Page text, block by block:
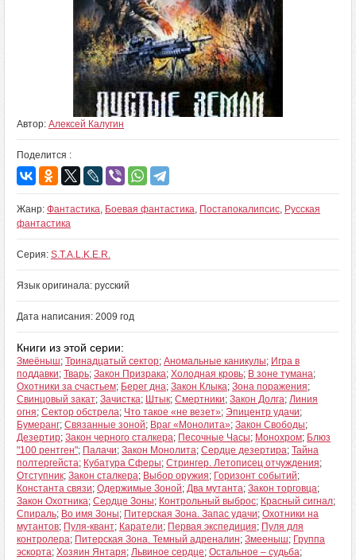
Автор: Алексей Калугин
Поделится :
Жанр: Фантастика, Боевая фантастика, Постапокалипсис, Русская
фантастика
Серия: S.T.A.L.K.E.R.
Язык оригинала: русский
Дата написания: 2009 год
Книги из этой серии:
Змеёныш; Тринадцатый сектор; Аномальные каникулы; Игра в
поддавки; Тварь; Закон Призрака; Холодная кровь; В зоне тумана;
Охотники за счастьем; Берег дна; Закон Клыка; Зона поражения;
Свинцовый закат; Зачистка; Штык; Смертники; Закон Долга; Линия
огня; Сектор обстрела; Что такое «не везет»; Эпицентр удачи;
Бумеранг; Связанные зоной; Враг «Монолита»; Закон Свободы;
Дезертир; Закон черного сталкера; Песочные Часы; Монохром; Блюз
"100 рентген"; Палачи; Закон Монолита; Сердце дезертира; Тайна
полтергейста; Кубатура Сферы; Стрингер. Летописец отчуждения;
Отступник; Закон сталкера; Выбор оружия; Горизонт событий;
Константа связи; Одержимые Зоной; Два мутанта; Закон торговца;
Закон Охотника; Сердце Зоны; Контрольный выброс; Красный сигнал;
Спираль; Во имя Зоны; Питерская Зона. Запас удачи; Охотники на
мутантов; Пуля-квант; Каратели; Первая экспедиция; Пуля для
контролера; Питерская Зона. Темный адреналин; Змееныш; Группа
эскорта; Хозяин Янтаря; Львиное сердце; Остальное – судьба;